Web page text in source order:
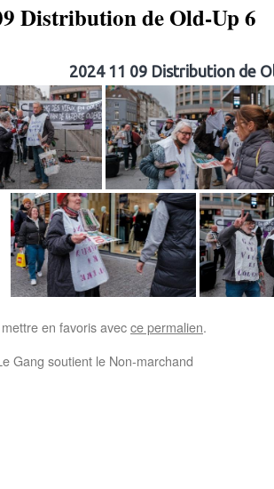
Distribution de Old-Up 6
2024 11 09 Distribution de
en favoris avecce permalien.
Gang soutient le Non-marchand